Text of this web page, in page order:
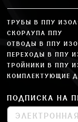
ТРУБЫ В ППУ
СКОРЛУПА ППУ
ОТВОДЫ В ППУ
ПЕРЕХОДЫ В ППУ
ТРОЙНИКИ В ППУ
КОМПЛЕКТУЮЩИЕ
ПОДПИСКА НА